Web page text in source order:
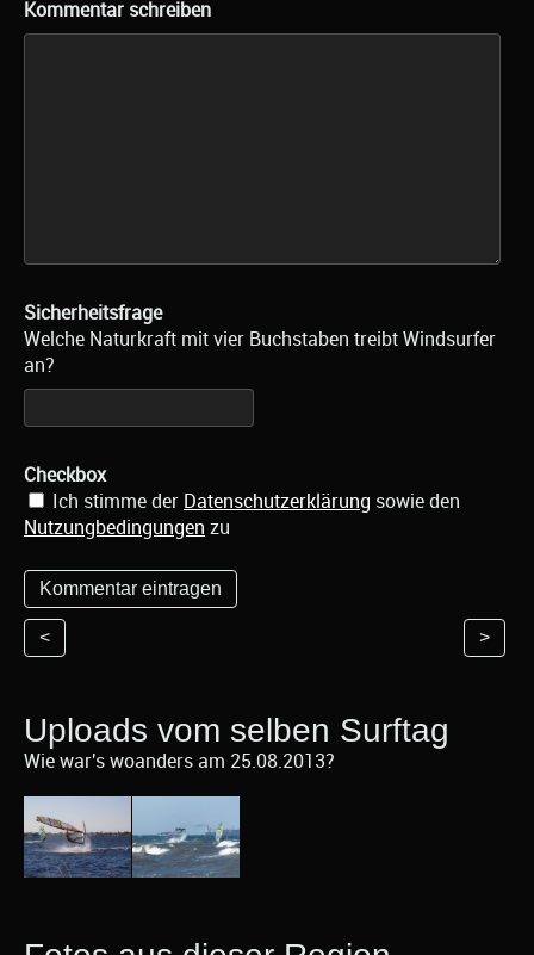
Kommentar schreiben
Sicherheitsfrage
Welche Naturkraft mit vier Buchstaben treibt Windsurfer
an?
Checkbox
Ich stimme der Datenschutzerklärung sowie den
Nutzungbedingungen zu
< >
Uploads vom selben Surftag
Wie war's woanders am 25.08.2013?